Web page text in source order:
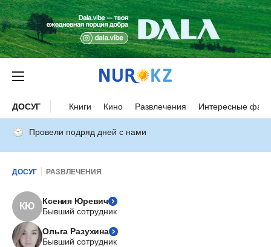
ДОСУГ Книги Кино Развлечения Интересные
Провели подряд дней с нами
ДОСУГ РАЗВЛЕЧЕНИЯ
КЮ
Ксения Юревич
Бывший сотрудник
Ольга Разухина
Бывший сотрудник